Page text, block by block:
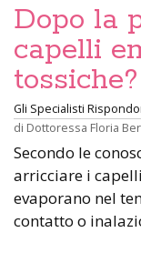
Dopo la
capelli
tossiche?
Gli Specialisti
di Dottoressa Floria
Secondo le
arricciare i
evaporano nel
contatto o